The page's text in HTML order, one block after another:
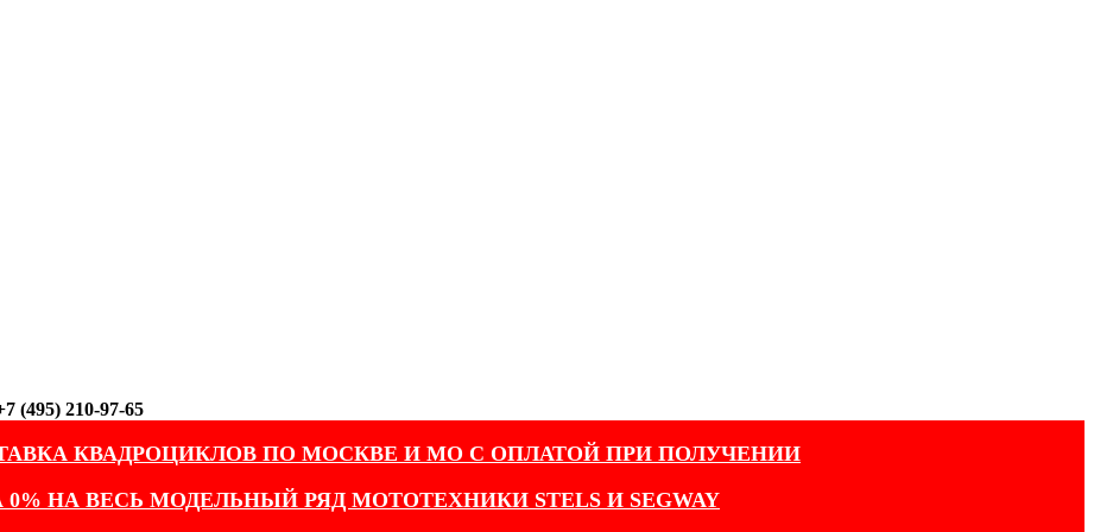
(495) 210-97-65
КВАДРОЦИКЛОВ ПО МОСКВЕ И МО С ОПЛАТОЙ ПРИ ПОЛУЧЕНИИ
НА ВЕСЬ МОДЕЛЬНЫЙ РЯД МОТОТЕХНИКИ STELS И SEGWAY